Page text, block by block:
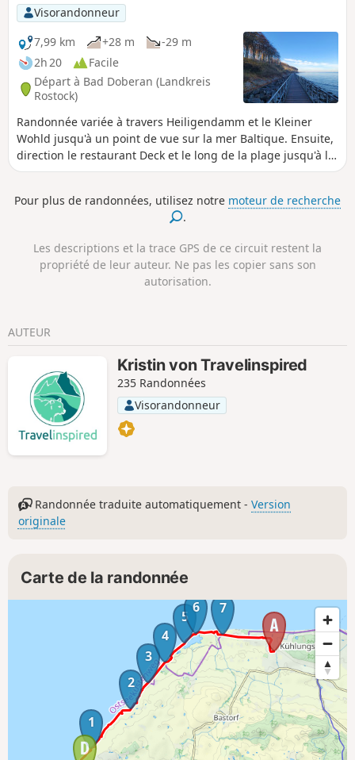
Visorandonneur
7,99 km
+28 m
-29 m
2h 20
Facile
Départ à Bad Doberan (Landkreis
Rostock)
Randonnée variée à travers Heiligendamm et le Kleiner
Wohld jusqu'à un point de vue sur la mer Baltique. Ensuite,
direction le restaurant Deck et le long de la plage jusqu'à la
jetée de Heiligendamm.
Pour plus de randonnées, utilisez notre moteur de recherche
.
Les descriptions et la trace GPS de ce circuit restent la
propriété de leur auteur. Ne pas les copier sans son
autorisation.
AUTEUR
Kristin von Travelinspired
235 Randonnées
Visorandonneur
Randonnée traduite automatiquement -Version
originale
Carte de la randonnée
1
2
3
4
5
6 7